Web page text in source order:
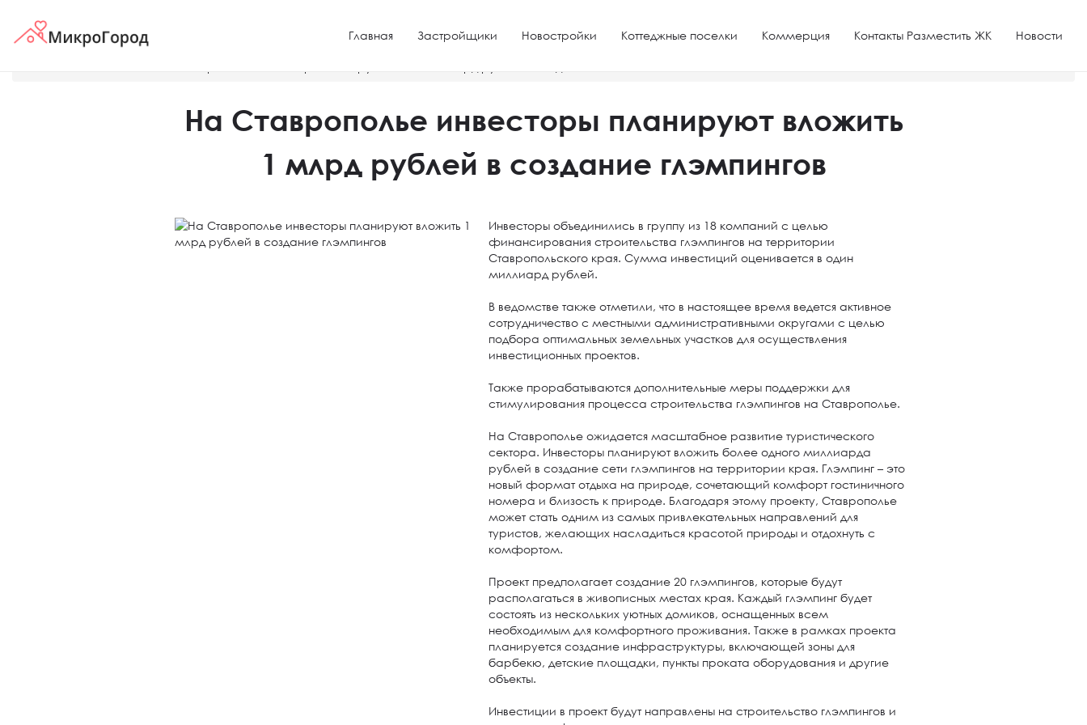
Главная Застройщики Новостройки Коттеджные поселки Коммерция Контакты Разместить ЖК Новости
На Ставрополье инвесторы планируют вложить
1 млрд рублей в создание глэмпингов
Инвесторы объединились в группу из 18 компаний с целью
финансирования строительства глэмпингов на территории
Ставропольского края. Сумма инвестиций оценивается в один
миллиард рублей.
В ведомстве также отметили, что в настоящее время ведется активное
сотрудничество с местными административными округами с целью
подбора оптимальных земельных участков для осуществления
инвестиционных проектов.
Также прорабатываются дополнительные меры поддержки для
стимулирования процесса строительства глэмпингов на Ставрополье.
На Ставрополье ожидается масштабное развитие туристического
сектора. Инвесторы планируют вложить более одного миллиарда
рублей в создание сети глэмпингов на территории края. Глэмпинг – это
новый формат отдыха на природе, сочетающий комфорт гостиничного
номера и близость к природе. Благодаря этому проекту, Ставрополье
может стать одним из самых привлекательных направлений для
туристов, желающих насладиться красотой природы и отдохнуть с
комфортом.
Проект предполагает создание 20 глэмпингов, которые будут
располагаться в живописных местах края. Каждый глэмпинг будет
состоять из нескольких уютных домиков, оснащенных всем
необходимым для комфортного проживания. Также в рамках проекта
планируется создание инфраструктуры, включающей зоны для
барбекю, детские площадки, пункты проката оборудования и другие
объекты.
Инвестиции в проект будут направлены на строительство глэмпингов и